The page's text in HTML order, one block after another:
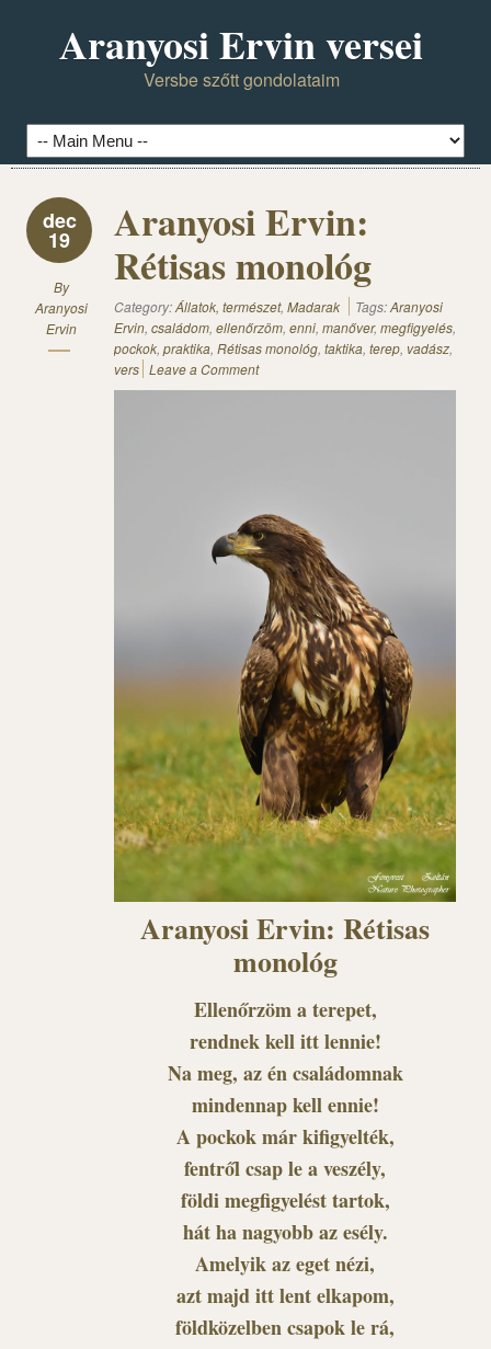
Aranyosi Ervin versei
Versbe szőtt gondolataim
dec
19
By
Aranyosi
Ervin
Aranyosi Ervin:
Rétisas monológ
Category:Állatok, természet, Madarak Tags:Aranyosi
Ervin, családom, ellenőrzöm, enni, manőver, megfigyelés,
pockok, praktika, Rétisas monológ, taktika, terep, vadász,
vers Leave a Comment
Aranyosi Ervin: Rétisas
monológ
Ellenőrzöm a terepet,
rendnek kell itt lennie!
Na meg, az én családomnak
mindennap kell ennie!
A pockok már kifigyelték,
fentről csap le a veszély,
földi megfigyelést tartok,
hát ha nagyobb az esély.
Amelyik az eget nézi,
azt majd itt lent elkapom,
földközelben csapok le rá,